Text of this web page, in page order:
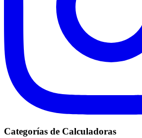
Categorías de Calculadoras